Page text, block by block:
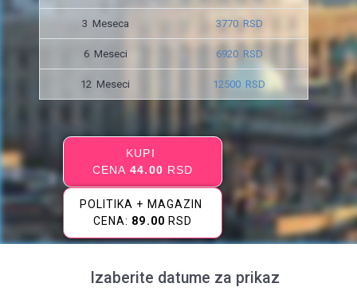
3 Meseca 3770 RSD
6 Meseci 6920 RSD
12 Meseci 12500 RSD
KUPI
CENA44.00 RSD
POLITIKA + MAGAZIN
CENA: 89.00 RSD
Izaberite datume za prikaz